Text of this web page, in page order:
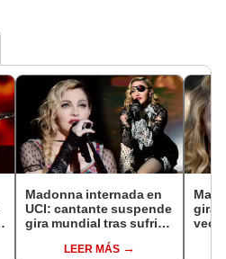
Madonna internada en
UCI: cantante suspende
gira mundial tras sufrir
LEER MÁS
gira